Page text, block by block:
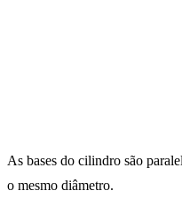
As bases do cilindro são
o mesmo diâmetro.